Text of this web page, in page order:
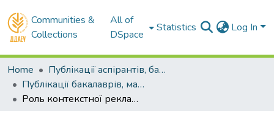
Communities &
Collections
All of
DSpace
Statistics Log In
Home
Публікації аспірантів, бакалаврів, магістрів
Публікації бакалаврів, магістрів
Роль контекстної реклами в комунікаціях зі споживачами